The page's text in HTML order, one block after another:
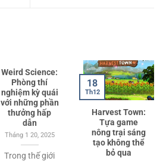
Weird Science:
Phòng thí
nghiệm kỳ quái
với những phần
thưởng hấp
dẫn
Tháng 1 20, 2025
Trong thế giới
Harvest Town:
Tựa game
nông trại sáng
tạo không thể
bỏ qua
18
Th12